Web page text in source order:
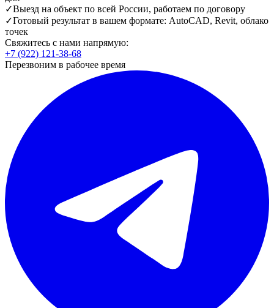
✓Выезд на объект по всей России, работаем по договору
✓Готовый результат в вашем формате: AutoCAD, Revit, облако
точек
Свяжитесь с нами напрямую:
+7 (922) 121-38-68
Перезвоним в рабочее время